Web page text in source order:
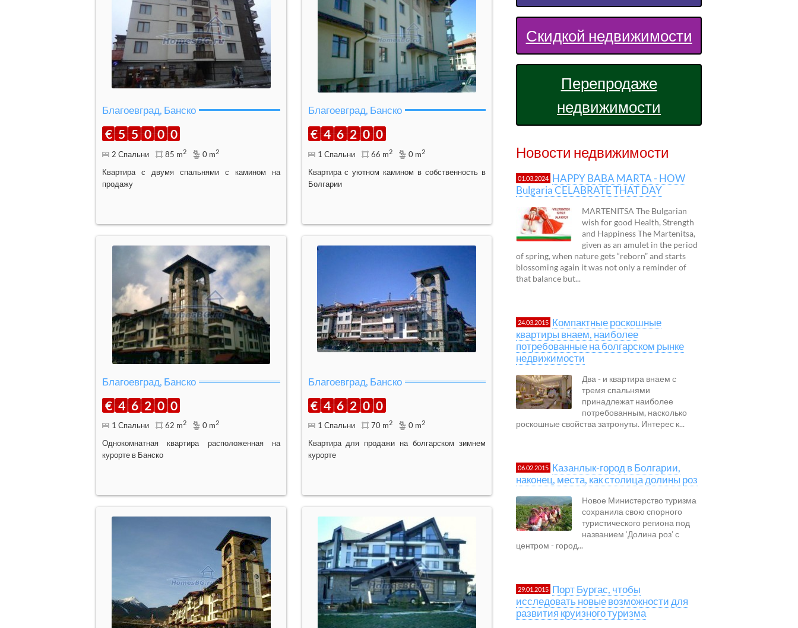
Благоевград, Банско
€ 5 5 0 0 0
2 Спальни 85 m2 0 m2
Квартира с двумя спальнями с камином на
продажу
Благоевград, Банско
€ 4 6 2 0 0
1 Спальни 66 m2 0 m2
Квартира с уютном камином в собственность в
Болгарии
Благоевград, Банско
€ 4 6 2 0 0
1 Спальни 62 m2 0 m2
Oднокомнатная квартира расположенная на
курорте в Банско
Благоевград, Банско
€ 4 6 2 0 0
1 Спальни 70 m2 0 m2
Квартира для продажи на болгарском зимнем
курорте
Скидкой недвижимости
Перепродаже
недвижимости
Новости недвижимости
01.03.2024 HAPPY BABA MARTA - HOW
Bulgaria CELABRATE THAT DAY
MARTENITSA The Bulgarian
wish for good Health, Strength
and Happiness The Martenitsa,
given as an amulet in the period
of spring, when nature gets “reborn” and starts
blossoming again it was not only a reminder of
that balance but...
24.03.2015 Компактные роскошные
квартиры внаем, наиболее
потребованные на болгарском рынке
недвижимости
Два - и квартира внаем с
тремя спальнями
принадлежат наиболее
потребованным, насколько
роскошные свойства затронуты. Интерес к...
06.02.2015 Казанлык-город в Болгарии,
наконец, места, как столица долины роз
Новое Министерство туризма
сохранила свою спорного
туристического региона под
названием ‘Долина роз’ с
центром - город...
29.01.2015 Порт Бургас, чтобы
исследовать новые возможности для
развития круизного туризма